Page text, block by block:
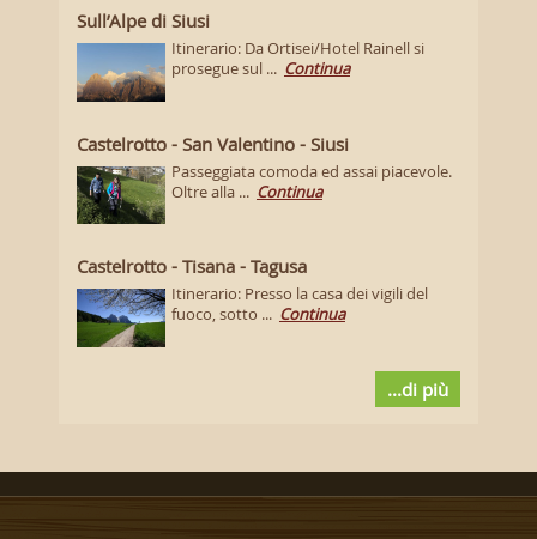
Sull’Alpe di Siusi
Itinerario: Da Ortisei/Hotel Rainell si
prosegue sul ... Continua
Castelrotto - San Valentino - Siusi
Passeggiata comoda ed assai piacevole.
Oltre alla ... Continua
Castelrotto - Tisana - Tagusa
Itinerario: Presso la casa dei vigili del
fuoco, sotto ... Continua
...di più